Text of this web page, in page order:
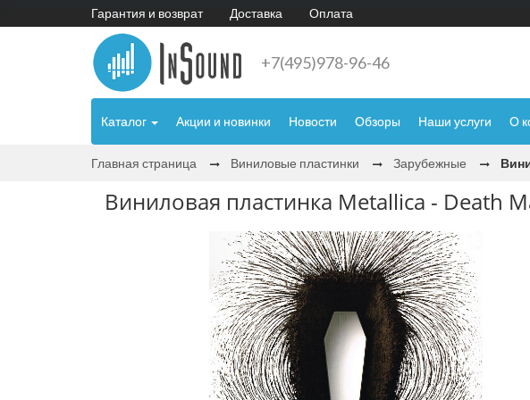
Гарантия и возврат Доставка Оплата
+7(495)978-96-46
Каталог Акции и новинки Новости Обзоры Наши услуги О
Главная страница Виниловые пластинки Зарубежные
Виниловая пластинка Metallica - Death